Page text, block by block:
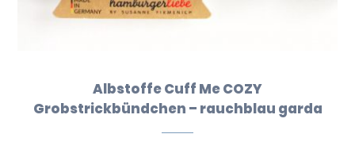
Albstoffe Cuff Me COZY
Grobstrickbündchen – rauchblau garda